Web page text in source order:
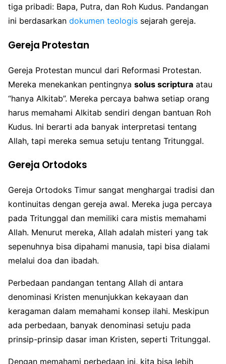
tiga pribadi: Bapa, Putra, dan Roh Kudus. Pandangan
ini berdasarkan dokumen teologis sejarah gereja.
Gereja Protestan
Gereja Protestan muncul dari Reformasi Protestan.
Mereka menekankan pentingnya solus scriptura atau
“hanya Alkitab”. Mereka percaya bahwa setiap orang
harus memahami Alkitab sendiri dengan bantuan Roh
Kudus. Ini berarti ada banyak interpretasi tentang
Allah, tapi mereka semua setuju tentang Tritunggal.
Gereja Ortodoks
Gereja Ortodoks Timur sangat menghargai tradisi dan
kontinuitas dengan gereja awal. Mereka juga percaya
pada Tritunggal dan memiliki cara mistis memahami
Allah. Menurut mereka, Allah adalah misteri yang tak
sepenuhnya bisa dipahami manusia, tapi bisa dialami
melalui doa dan ibadah.
Perbedaan pandangan tentang Allah di antara
denominasi Kristen menunjukkan kekayaan dan
keragaman dalam memahami konsep ilahi. Meskipun
ada perbedaan, banyak denominasi setuju pada
prinsip-prinsip dasar iman Kristen, seperti Tritunggal.
Dengan memahami perbedaan ini, kita bisa lebih